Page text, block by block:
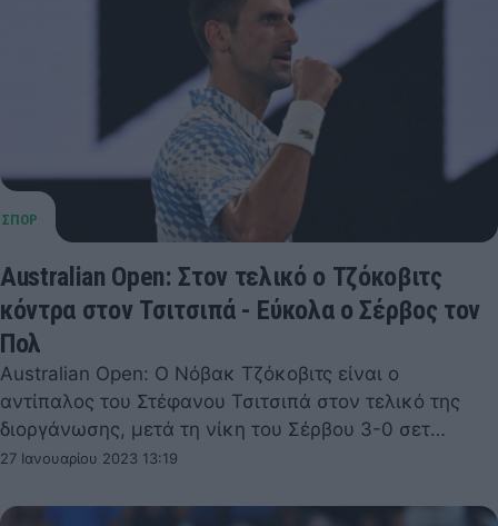
Australian Open: Στον τελικό ο Τζόκοβιτς
κόντρα στον Τσιτσιπά - Εύκολα ο Σέρβος τον
Πολ
Australian Open: Ο Νόβακ Τζόκοβιτς είναι ο
αντίπαλος του Στέφανου Τσιτσιπά στον τελικό της
διοργάνωσης, μετά τη νίκη του Σέρβου 3-0 σετ…
27 Ιανουαρίου 2023 13:19